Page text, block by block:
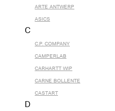
ARTE ANTWERP
ASICS
C
C.P. COMPANY
CAMPERLAB
CARHARTT WIP
CARNE BOLLENTE
CASTART
D